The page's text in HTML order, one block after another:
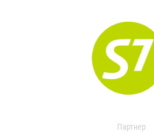
Партнер